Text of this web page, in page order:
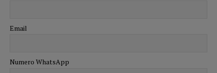
Email
Numero WhatsApp